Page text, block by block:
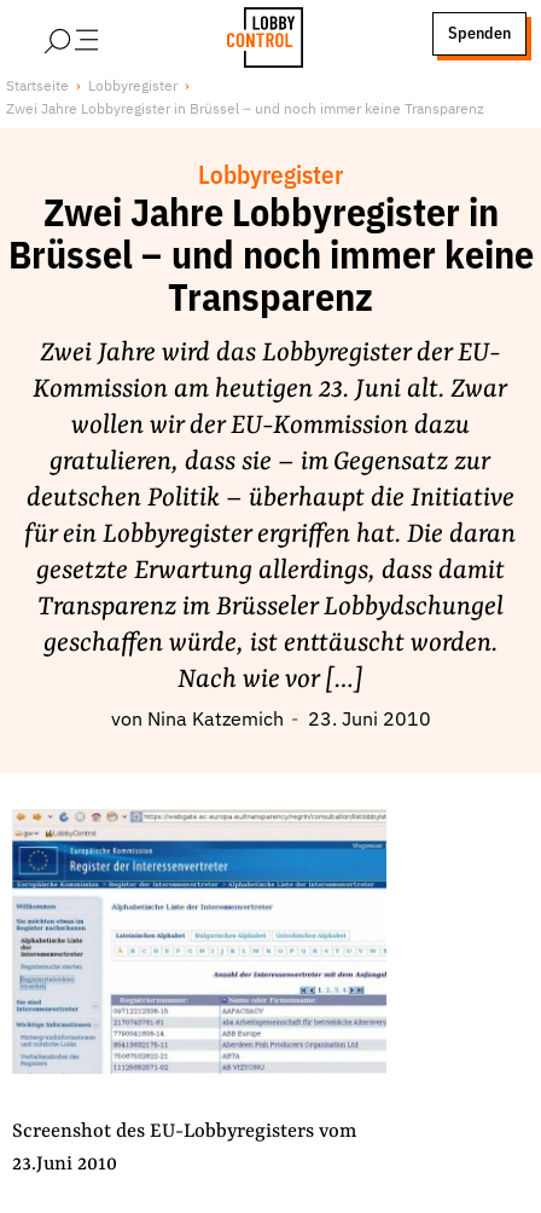
StartSeite
Spenden
Über uns
Finanzierung
Jobs
Publikationen und Material
Unsere Schwerpunkte
Lobbykontrolle und Regeln
Lobbyismus und Klima
Macht der Digitalkonzerne
Spenden & Fördern
Fördermitglied werden
Jetzt Spenden
Geschenkspende
Bußgelder und Geldauflagen
Newsletter
Appelle unterzeichnen
Kontakt
Impressum
Suche
auf
Website
MastodonBlueskyInstagram
Startseite
Lobbyregister
Zwei Jahre Lobbyregister in Brüssel – und noch immer keine Transparenz
Lobbyregister
Zwei Jahre Lobbyregister in
Brüssel – und noch immer keine
Transparenz
Zwei Jahre wird das Lobbyregister der EU-
Kommission am heutigen 23. Juni alt. Zwar
wollen wir der EU-Kommission dazu
gratulieren, dass sie – im Gegensatz zur
deutschen Politik – überhaupt die Initiative
für ein Lobbyregister ergriffen hat. Die daran
gesetzte Erwartung allerdings, dass damit
Transparenz im Brüsseler Lobbydschungel
geschaffen würde, ist enttäuscht worden.
Nach wie vor […]
von Nina Katzemich 23. Juni 2010
Screenshot des EU-Lobbyregisters vom
23.Juni 2010